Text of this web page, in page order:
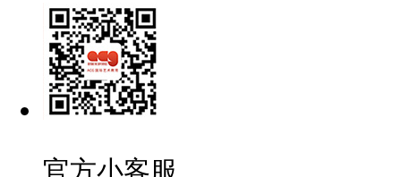
官方小客服